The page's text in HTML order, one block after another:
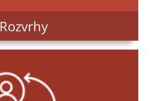
Rozvrhy